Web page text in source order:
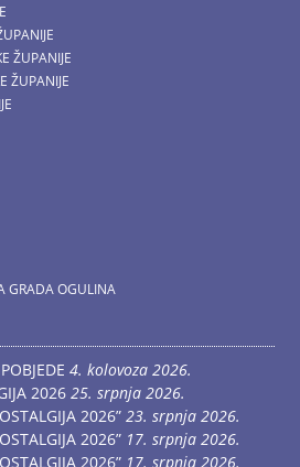
ŽUPANIJE
ŽUPANIJE
GRADA OGULINA
4. kolovoza 2026.
2026 25. srpnja 2026.
2026” 23. srpnja 2026.
2026” 17. srpnja 2026.
2026” 17. srpnja 2026.